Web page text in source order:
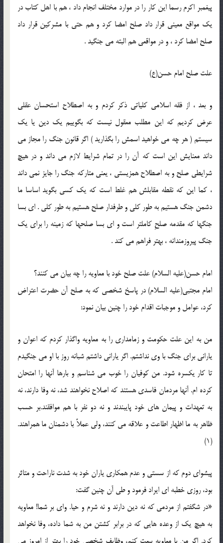
پيغمبر اكرم رسما اين كار را در موارد مختلف انجام داد ، هم با اهل كتاب در
يك مواقع معينى قرار داد صلح امضا كرد و هم حتى با مشركين قرار داد
صلح امضا كرد ، و در مواقعى هم البته مى جنگيد .
علت صلح امام حسن(ع)
و بعد ، از فقه اسلامى كلياتى ذكر كردم و به اصطلاح استحسان عقلى
عرض كرديم كه اين مطلب معقول نيست كه بگوييم يك دين يا يك
سيستم ( هر چه مى خواهيد اسمش را بگذاريد ) اگر قانون جنگ را مجاز مى
داند معنايش اين است كه آن را در تمام شرايط لازم مى داند و در هيچ
شرايطى صلح و به اصطلاح همزيستى ، يعنى متاركه جنگ را جايز نمى داند
، كما اين كه نقطه مقابلش هم غلط است كه يك كسى بگويد اساسا ما
دشمن جنگ هستيم به طور كلى و طرفدار صلح هستيم به طور كلى . اى بسا
جنگها كه مقدمه صلحِ كاملتر است و اى بسا صلحها كه زمينه را براى يك
جنگ پيروزمندانه ، بهتر فراهم مى كند .
امام حسن(علیه السلام) علت صلح خود با معاویه را چه بیان می کنند؟
امام مجتبى(علیه السلام) در پاسخ شخصى که به صلح آن حضرت اعتراض
کرد، عوامل و موجبات اقدام خود را چنین بیان نمود:
من به این علت حکومت و زمامدارى را به معاویه واگذار کردم که اعوان و
یارانى براى جنگ با وى نداشتم. اگر یارانى داشتم شبانه روز با او مى‏ جنگیدم
تا کار یکسره شود. من کوفیان را خوب مى ‏شناسم و بارها آنها را امتحان
کرده ‏ام. آنها مردمان فاسدى هستند که اصلاح نخواهند شد، نه وفا دارند، نه
به تعهدات و پیمان هاى خود پایبندند و نه دو نفر با هم موافقند.بر حسب
ظاهر به ما اظهار اطاعت و علاقه مى‏ کنند، ولى عملاً با دشمنان ما همراهند.
(1)
پیشواى دوم که از سستى و عدم همکارى یاران خود به شدت ناراحت و متاثر
بود، روزى خطبه‏ اى ایراد فرمود و طى آن چنین گفت:
«در شگفتم از مردمى که نه دین دارند و نه شرم و حیا. واى بر شما! معاویه
به هیچ یک از وعده‏ هایى که در برابر کشتن من به شما داده، وفا نخواهد